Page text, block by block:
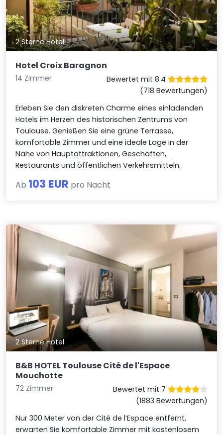
2 Sterne Hotel
Hotel Croix Baragnon
14 Zimmer
Bewertet mit 8.4
(718 Bewertungen)
Erleben Sie den diskreten Charme eines einladenden
Hotels im Herzen des historischen Zentrums von
Toulouse. Genießen Sie eine grüne Terrasse,
komfortable Zimmer und eine ideale Lage in der
Nähe von Hauptattraktionen, Geschäften,
Restaurants und öffentlichen Verkehrsmitteln.
Ab 103 EUR pro Nacht
2 Sterne Hotel
B&B HOTEL Toulouse Cité de l'Espace
Mouchotte
72 Zimmer
Bewertet mit 7
(1883 Bewertungen)
Nur 300 Meter von der Cité de l’Espace entfernt,
erwarten Sie komfortable Zimmer mit kostenlosem